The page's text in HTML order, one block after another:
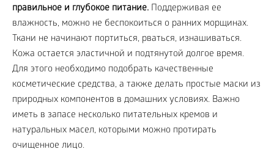
правильное и глубокое питание. Поддерживая ее
влажность, можно не беспокоиться о ранних морщинах.
Ткани не начинают портиться, рваться, изнашиваться.
Кожа остается эластичной и подтянутой долгое время.
Для этого необходимо подобрать качественные
косметические средства, а также делать простые маски из
природных компонентов в домашних условиях. Важно
иметь в запасе несколько питательных кремов и
натуральных масел, которыми можно протирать
очищенное лицо.